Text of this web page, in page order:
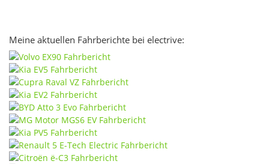
Meine aktuellen Fahrberichte bei electrive: